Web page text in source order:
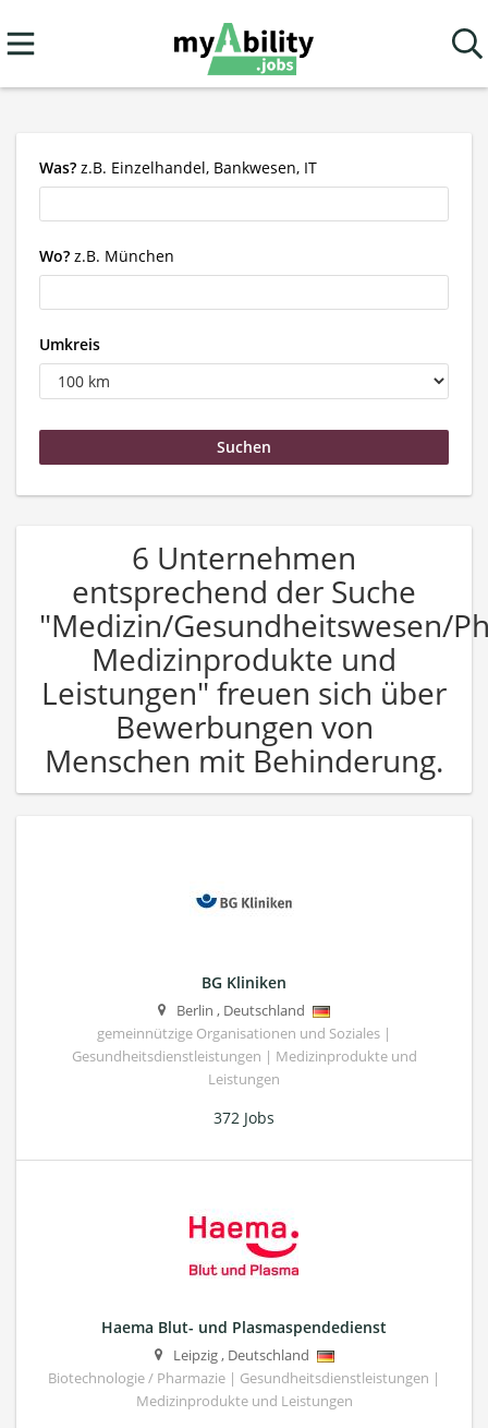
Was? z.B. Einzelhandel, Bankwesen, IT
Wo? z.B. München
Umkreis
6 Unternehmen
entsprechend der Suche
"Medizin/Gesundheitswesen/
Medizinprodukte und
Leistungen" freuen sich über
Bewerbungen von
Menschen mit Behinderung.
BG Kliniken
Berlin , Deutschland
gemeinnützige Organisationen und Soziales |
Gesundheitsdienstleistungen | Medizinprodukte und
Leistungen
372 Jobs
Haema Blut- und Plasmaspendedienst
Leipzig, Deutschland
Biotechnologie / Pharmazie | Gesundheitsdienstleistungen |
Medizinprodukte und Leistungen